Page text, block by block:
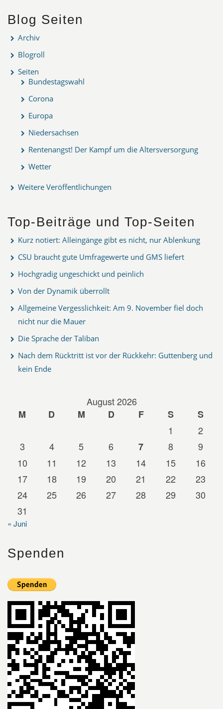
Blog Seiten
Archiv
Blogroll
Seiten
Bundestagswahl
Corona
Europa
Niedersachsen
Rentenangst! Der Kampf um die Altersversorgung
Wetter
Weitere Veröffentlichungen
Top-Beiträge und Top-Seiten
Kurz notiert: Alleingänge gibt es nicht, nur Ablenkung
CSU braucht gute Umfragewerte und GMS liefert
Hochgradig ungeschickt und peinlich
Von der Dynamik überrollt
Allgemeine Vergesslichkeit: Am 9. November fiel doch
nicht nur die Mauer
Die Sprache der Taliban
Nach dem Rücktritt ist vor der Rückkehr: Guttenberg und
kein Ende
August 2026
M
D M D F S
S
1
2
3
4 5 6 7 8
9
10
11 12 13 14 15
16
17
18 19 20 21 22
23
24
25 26 27 28 29
30
31
« Juni
Spenden